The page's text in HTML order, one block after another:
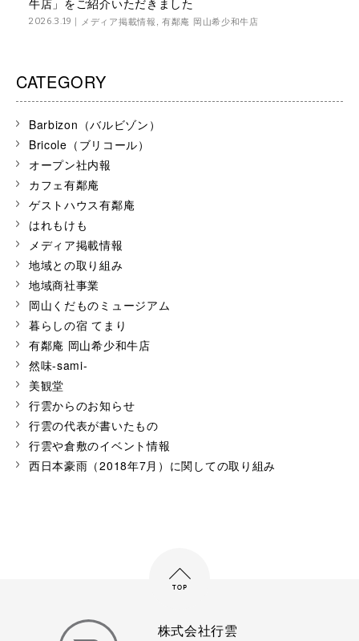
牛店」をご紹介いただきました
2026.3.19 メディア掲載情報,有鄰庵 岡山希少和牛店
CATEGORY
Barbizon（バルビゾン）
Bricole（ブリコール）
オープン社内報
カフェ有鄰庵
ゲストハウス有鄰庵
はれもけも
メディア掲載情報
地域との取り組み
地域商社事業
岡山くだものミュージアム
暮らしの宿 てまり
有鄰庵 岡山希少和牛店
然味-sami-
美観堂
行雲からのお知らせ
行雲の代表が書いたもの
行雲や倉敷のイベント情報
西日本豪雨（2018年7月）に関しての取り組み
株式会社行雲